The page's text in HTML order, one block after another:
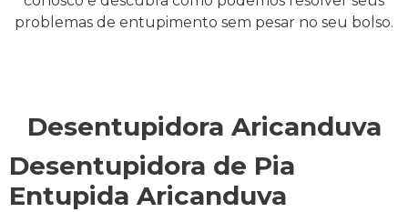
problemas de entupimento sem pesar no seu bolso.
Desentupidora Aricanduva
Desentupidora de Pia
Entupida Aricanduva